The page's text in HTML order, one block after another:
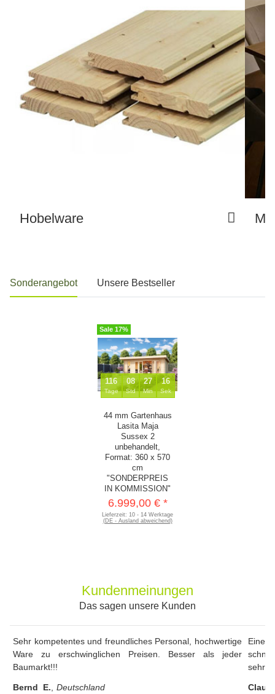
Hobelware
Sonderangebot Unsere Bestseller
Sale 17%
116
Tage
08
Std
27
Min
15
Sek
44 mm Gartenhaus
Lasita Maja
Sussex 2
unbehandelt,
Format: 360 x 570
cm
"SONDERPREIS
IN KOMMISSION"
6.999,00 € *
Lieferzeit: 10 - 14 Werktage
(DE - Ausland abweichend)
Kundenmeinungen
Das sagen unsere Kunden
Sehr kompetentes und freundliches Personal, hochwertige
Ware zu erschwinglichen Preisen. Besser als jeder
Baumarkt!!!
Bernd E. Deutschland
Eine
sehr